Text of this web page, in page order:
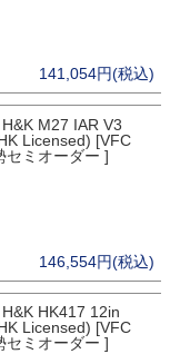
141,054円(税込)
M27 IAR V3
Licensed) [VFC
セミオーダー ]
146,554円(税込)
HK417 12in
Licensed) [VFC
セミオーダー ]